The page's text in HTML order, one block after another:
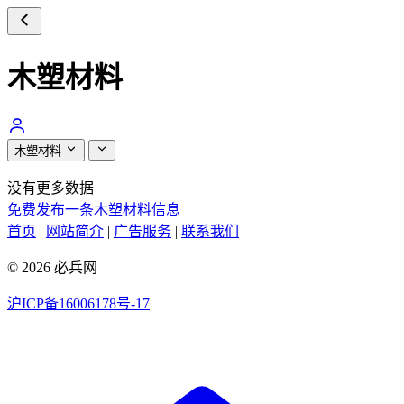
木塑材料
木塑材料
没有更多数据
免费发布一条木塑材料信息
首页 | 网站简介 | 广告服务 | 联系我们
© 2026 必兵网
沪ICP备16006178号-17